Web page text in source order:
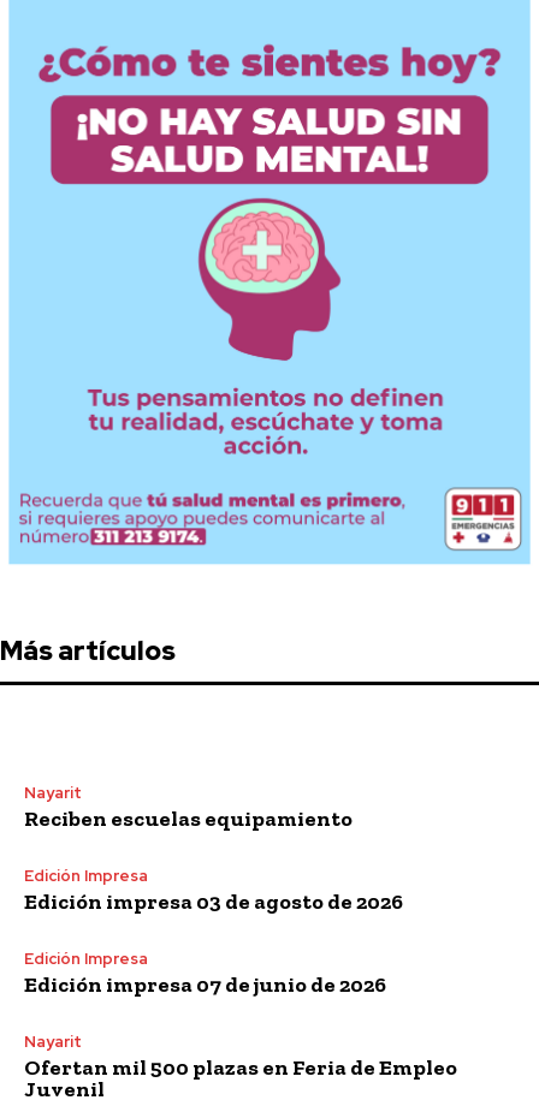
Más artículos
Nayarit
Reciben escuelas equipamiento
Edición Impresa
Edición impresa 03 de agosto de 2026
Edición Impresa
Edición impresa 07 de junio de 2026
Nayarit
Ofertan mil 500 plazas en Feria de Empleo
Juvenil